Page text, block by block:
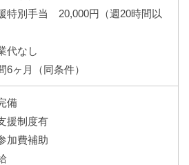
特別手当 20,000円（週20時間以
代なし
ヶ月（同条件）
備
援制度有
加費補助